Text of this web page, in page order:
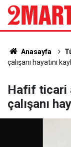
Anasayfa
çalışanı hayatını
Hafif ticari
çalışanı